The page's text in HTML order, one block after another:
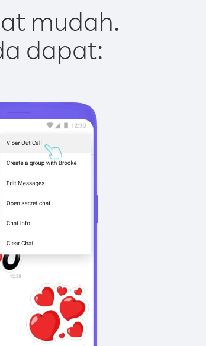
mudah.
dapat: